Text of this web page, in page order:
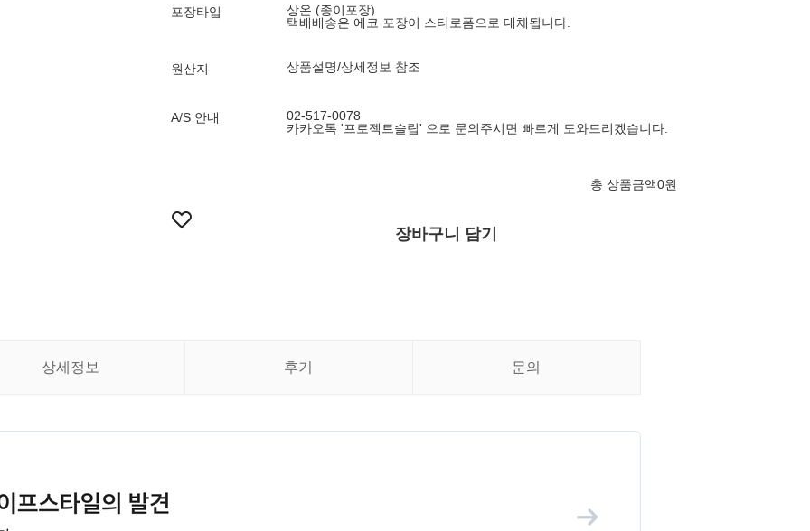
포장타입
상온 (종이포장)
택배배송은 에코 포장이 스티로폼으로 대체됩니다.
원산지 상품설명/상세정보 참조
A/S 안내
02-517-0078
카카오톡 '프로젝트슬립' 으로 문의주시면 빠르게 도와드리겠습니다.
총 상품금액0원
장바구니 담기
상세정보 후기 문의